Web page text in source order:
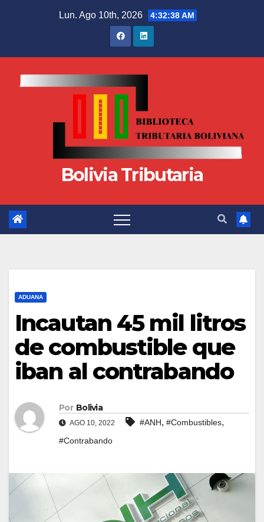
Lun. Ago 10th, 2026 4:32:39 AM
Bolivia Tributaria
ADUANA
Incautan 45 mil litros
de combustible que
iban al contrabando
Por Bolivia
AGO 10, 2022 #ANH, #Combustibles,
#Contrabando